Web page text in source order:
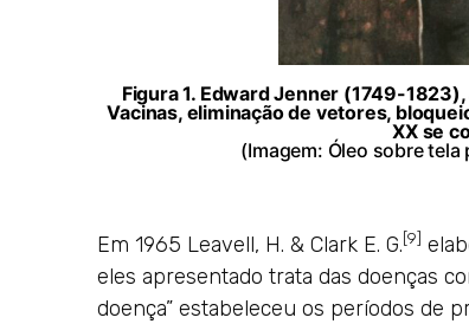
Figura 1. Edward Jenner (1749-
Vacinas, eliminação de vetores,
XX se
(Imagem: Óleo sobre
Em 1965 Leavell, H. & Clark E. G.[9]
eles apresentado trata das doenças
doença” estabeleceu os períodos de